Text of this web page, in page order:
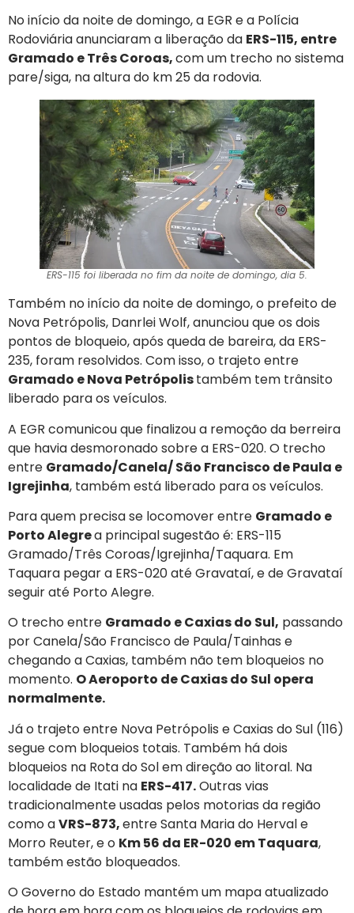
No início da noite de domingo, a EGR e a Polícia
Rodoviária anunciaram a liberação da ERS-115, entre
Gramado e Três Coroas,com um trecho no sistema
pare/siga, na altura do km 25 da rodovia.
ERS-115 foi liberada no fim da noite de domingo, dia 5.
Também no início da noite de domingo, o prefeito de
Nova Petrópolis, Danrlei Wolf, anunciou que os dois
pontos de bloqueio, após queda de bareira, da ERS-
235, foram resolvidos. Com isso, o trajeto entre
Gramado e Nova Petrópolistambém tem trânsito
liberado para os veículos.
A EGR comunicou que finalizou a remoção da berreira
que havia desmoronado sobre a ERS-020. O trecho
entre Gramado/Canela/ São Francisco de Paula e
Igrejinha, também está liberado para os veículos.
Para quem precisa se locomover entre Gramado e
Porto Alegrea principal sugestão é: ERS-115
Gramado/Três Coroas/Igrejinha/Taquara. Em
Taquara pegar a ERS-020 até Gravataí, e de Gravataí
seguir até Porto Alegre.
O trecho entre Gramado e Caxias do Sul, passando
por Canela/São Francisco de Paula/Tainhas e
chegando a Caxias, também não tem bloqueios no
momento. O Aeroporto de Caxias do Sul opera
normalmente.
Já o trajeto entre Nova Petrópolis e Caxias do Sul (116)
segue com bloqueios totais. Também há dois
bloqueios na Rota do Sol em direção ao litoral. Na
localidade de Itati na ERS-417.Outras vias
tradicionalmente usadas pelos motorias da região
como aVRS-873,entre Santa Maria do Herval e
Morro Reuter, e o Km 56 da ER-020 em Taquara,
também estão bloqueados.
O Governo do Estado mantém um mapa atualizado